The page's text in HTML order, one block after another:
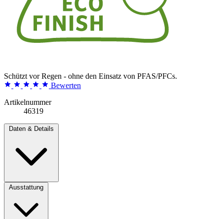
Schützt vor Regen - ohne den Einsatz von PFAS/PFCs.
Bewerten
Artikelnummer
46319
Daten & Details
Ausstattung